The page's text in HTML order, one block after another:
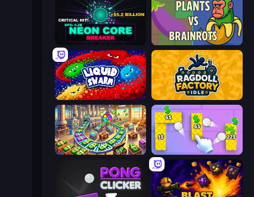
Neon Core Breaker Plants vs Brainrots
Liquid Swarm Ragdoll Factory Idle
Money Factory: Tycoon Idle Game Money Ping Pong